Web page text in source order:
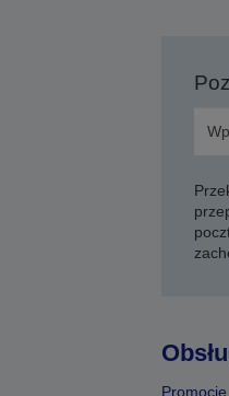
Promocje